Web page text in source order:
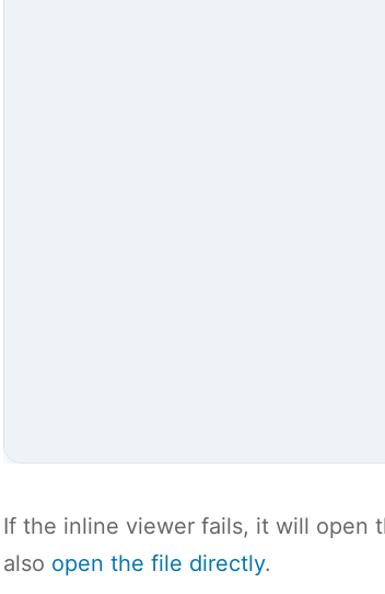
If the inline viewer fails, it will open
also open the file directly.